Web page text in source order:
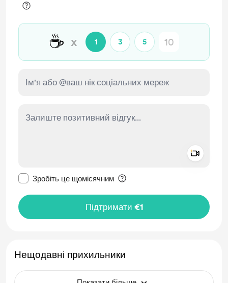
☕ x 1 3 5
Зробіть це щомісячним
Підтримати €1
Нещодавні прихильники